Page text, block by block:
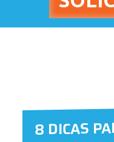
8 DICAS